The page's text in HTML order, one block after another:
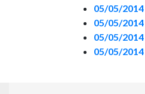
05/05/2014
05/05/2014
05/05/2014
05/05/2014